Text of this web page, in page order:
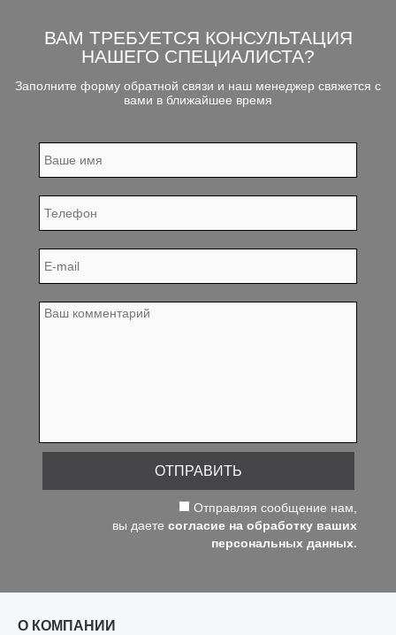
ВАМ ТРЕБУЕТСЯ КОНСУЛЬТАЦИЯ
НАШЕГО СПЕЦИАЛИСТА?
Заполните форму обратной связи и наш менеджер свяжется с
вами в ближайшее время
Отправляя сообщение нам,
вы даете согласие на обработку ваших
персональных данных.
ОТПРАВИТЬ
О КОМПАНИИ